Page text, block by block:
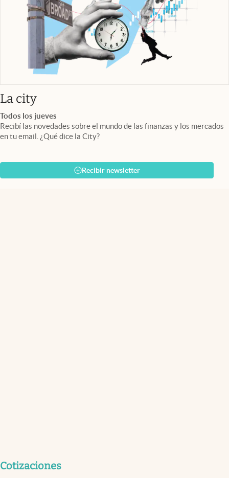
La cityabre en nueva pestaña
Todos los jueves
Recibí las novedades sobre el mundo de las finanzas y los mercados
en tu email. ¿Qué dice la City?
Recibir newsletter
Cotizaciones